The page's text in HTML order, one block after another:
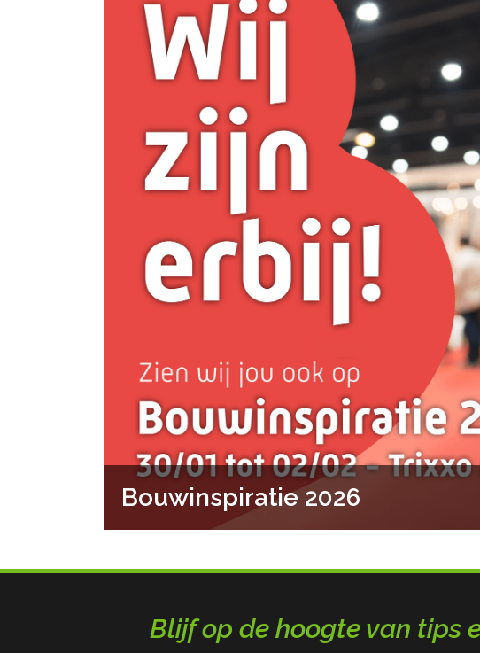
Bouwinspiratie 2026
Blijf op de hoogte van tips